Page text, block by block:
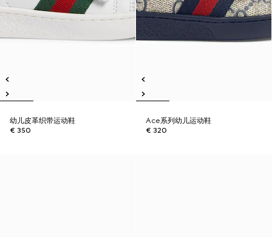
幼儿皮革织带运动鞋
€ 350
Ace系列幼儿运动鞋
€ 320